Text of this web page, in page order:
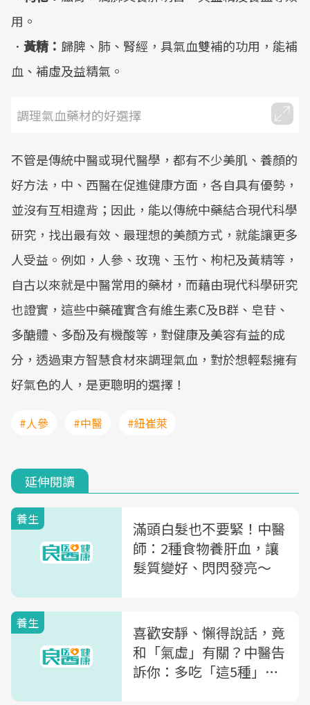
用。
． 黃精： 歸脾、肺、腎經，具氣血雙補的功用，能補
血、補虛及益精氣。
調理氣血藥材的好選擇
不管是傳統中醫或現代醫學，都有不少美肌、養顏的
好方法，中、西醫在促進健康方面，各自具有優勢，
並沒有互相違背；因此，能以傳統中藥結合現代科學
研究，找出最有效、最理想的美顏方式，就能讓更多
人受益。例如，人參、玫瑰、玉竹、枸杞及黃精等，
自古以來就是中醫常用的藥材，而藉由現代科學研究
也證實，這些中藥確實含有維生素C及B群、皂苷、
多醣體、多酚及有機酸等，對健康及美容有益的成
分，透過東方智慧食材來調理氣血，對於想輕鬆擁有
好氣色的人，是更聰明的選擇！
#人參 #中醫 #紐崔萊
延伸閱讀
養生
滿頭白髮也不要緊！中醫
師：2種食物養肝血，讓
髮質變好、閃閃發亮～
養生
喜歡安靜、懶得說話，竟
和「氣虛」有關？中醫告
訴你：多吃「這5種」食